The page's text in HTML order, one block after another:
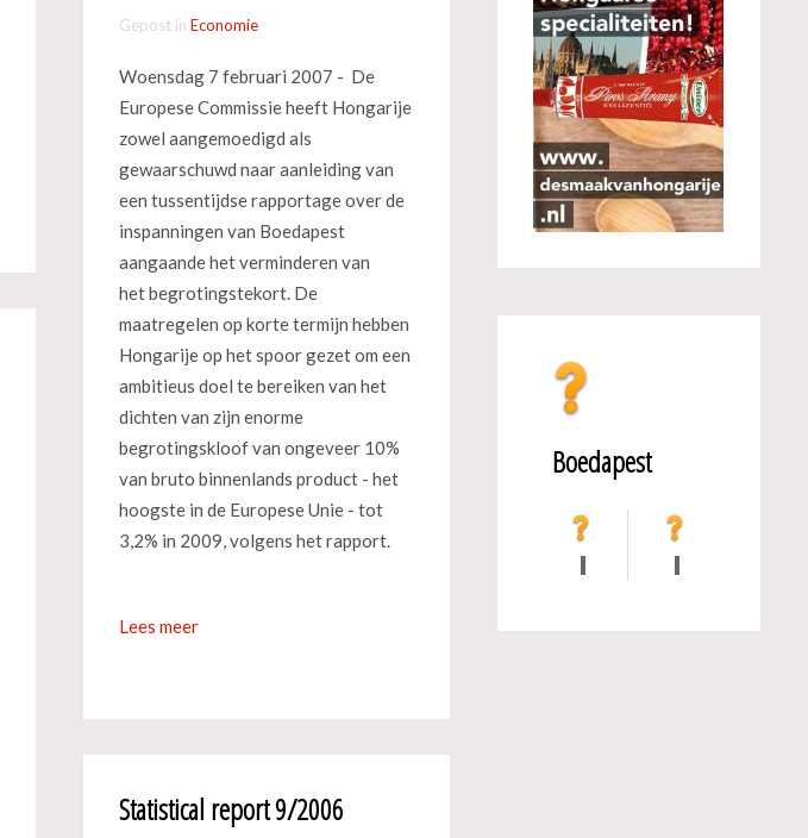
Gepost inEconomie
Woensdag 7 februari 2007 - De
Europese Commissie heeft Hongarije
zowel aangemoedigd als
gewaarschuwd naar aanleiding van
een tussentijdse rapportage over de
inspanningen van Boedapest
aangaande het verminderen van
het begrotingstekort. De
maatregelen op korte termijn hebben
Hongarije op het spoor gezet om een
ambitieus doel te bereiken van het
dichten van zijn enorme
begrotingskloof van ongeveer 10%
van bruto binnenlands product - het
hoogste in de Europese Unie - tot
3,2% in 2009, volgens het rapport.
Lees meer
Statistical report 9/2006
Boedapest